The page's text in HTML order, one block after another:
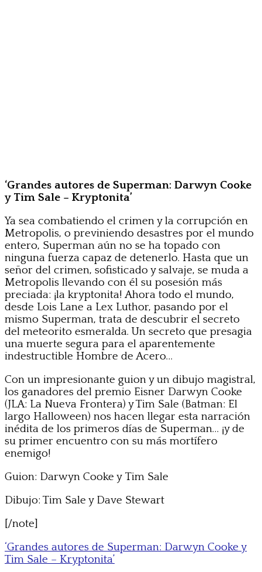
‘Grandes autores de Superman: Darwyn Cooke
y Tim Sale – Kryptonita’
Ya sea combatiendo el crimen y la corrupción en
Metropolis, o previniendo desastres por el mundo
entero, Superman aún no se ha topado con
ninguna fuerza capaz de detenerlo. Hasta que un
señor del crimen, sofisticado y salvaje, se muda a
Metropolis llevando con él su posesión más
preciada: ¡la kryptonita! Ahora todo el mundo,
desde Lois Lane a Lex Luthor, pasando por el
mismo Superman, trata de descubrir el secreto
del meteorito esmeralda. Un secreto que presagia
una muerte segura para el aparentemente
indestructible Hombre de Acero…
Con un impresionante guion y un dibujo magistral,
los ganadores del premio Eisner Darwyn Cooke
(JLA: La Nueva Frontera) y Tim Sale (Batman: El
largo Halloween) nos hacen llegar esta narración
inédita de los primeros días de Superman… ¡y de
su primer encuentro con su más mortífero
enemigo!
Guion: Darwyn Cooke y Tim Sale
Dibujo: Tim Sale y Dave Stewart
[/note]
‘Grandes autores de Superman: Darwyn Cooke y
Tim Sale – Kryptonita’